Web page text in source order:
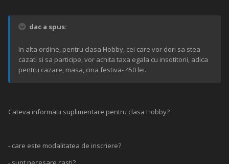
dac a spus:
In alta ordine, pentru clasa Hobby, cei care vor dori sa stea
cazati si sa participe, vor achita taxa egala cu insotitorii, adica
pentru cazare, masa, cina festiva- 450 lei.
Cateva informatii suplimentare pentru clasa Hobby?
- care este modalitatea de inscriere?